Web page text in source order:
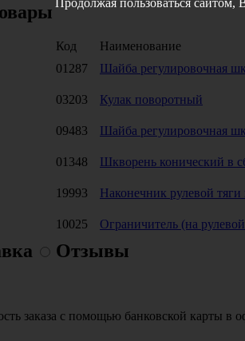
Код Наименование
01287
Шайба регулировочная
03203
Кулак поворотный
09483
Шайба регулировочная
01348
Шкворень конический в
19993
Наконечник рулевой
10025
Ограничитель (на
Отзывы
заказа с помощью банковской карты в